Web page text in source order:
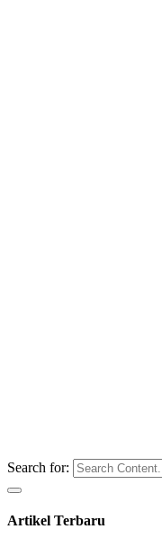
Search for:
Artikel Terbaru